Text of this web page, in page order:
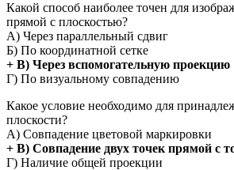
Какой способ наиболее точен для
прямой с плоскостью?
А) Через параллельный сдвиг
Б) По координатной сетке
+ В) Через вспомогательную проекцию
Г) По визуальному совпадению
Какое условие необходимо для
плоскости?
А) Совпадение цветовой маркировки
+ В) Совпадение двух точек прямой с
Г) Наличие общей проекции